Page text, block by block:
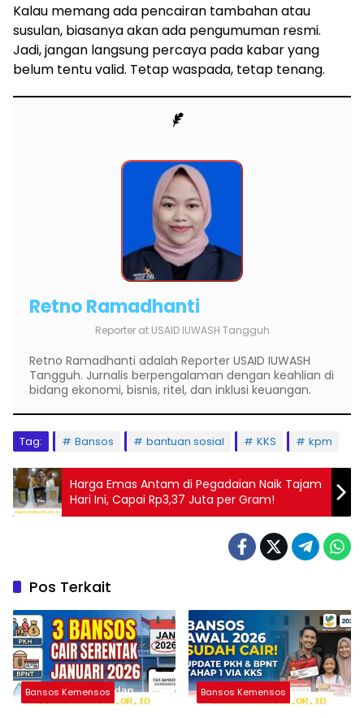
Kalau memang ada pencairan tambahan atau
susulan, biasanya akan ada pengumuman resmi.
Jadi, jangan langsung percaya pada kabar yang
belum tentu valid. Tetap waspada, tetap tenang.
Retno Ramadhanti
Reporter at USAID IUWASH Tangguh
Retno Ramadhanti adalah Reporter USAID IUWASH
Tangguh. Jurnalis berpengalaman dengan keahlian di
bidang ekonomi, bisnis, ritel, dan inklusi keuangan.
Tag: Bansos bantuan sosial KKS kpm
Harga Emas Antam di Pegadaian Naik Tajam
Hari Ini, Capai Rp3,37 Juta per Gram!
Pos Terkait
Bansos Kemensos Bansos Kemensos